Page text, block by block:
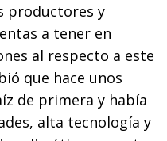
productores y
a tener en
al respecto a este
que hace unos
de primera y había
alta tecnología y